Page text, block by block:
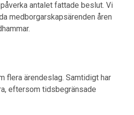
antalet fattade beslut. Vi
medborgarskapsärenden åren
flera ärendeslag. Samtidigt har
eftersom tidsbegränsade